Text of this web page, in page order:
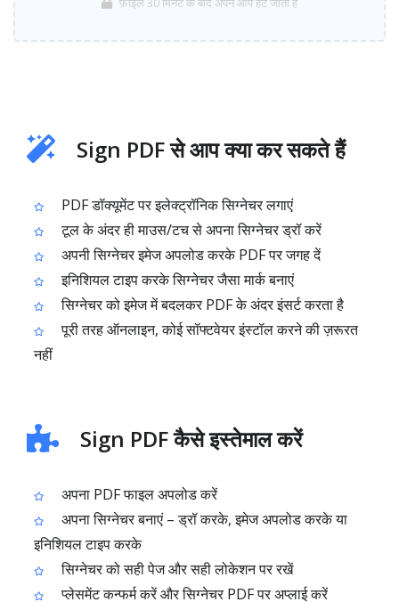
Sign PDF से आप क्या कर सकते हैं
PDF डॉक्यूमेंट पर इलेक्ट्रॉनिक सिग्नेचर लगाएं
टूल के अंदर ही माउस/टच से अपना सिग्नेचर ड्रॉ करें
अपनी सिग्नेचर इमेज अपलोड करके PDF पर जगह दें
इनिशियल टाइप करके सिग्नेचर जैसा मार्क बनाएं
सिग्नेचर को इमेज में बदलकर PDF के अंदर इंसर्ट करता है
पूरी तरह ऑनलाइन, कोई सॉफ्टवेयर इंस्टॉल करने की ज़रूरत
नहीं
Sign PDF कैसे इस्तेमाल करें
अपना PDF फाइल अपलोड करें
अपना सिग्नेचर बनाएं – ड्रॉ करके, इमेज अपलोड करके या
इनिशियल टाइप करके
सिग्नेचर को सही पेज और सही लोकेशन पर रखें
प्लेसमेंट कन्फर्म करें और सिग्नेचर PDF पर अप्लाई करें